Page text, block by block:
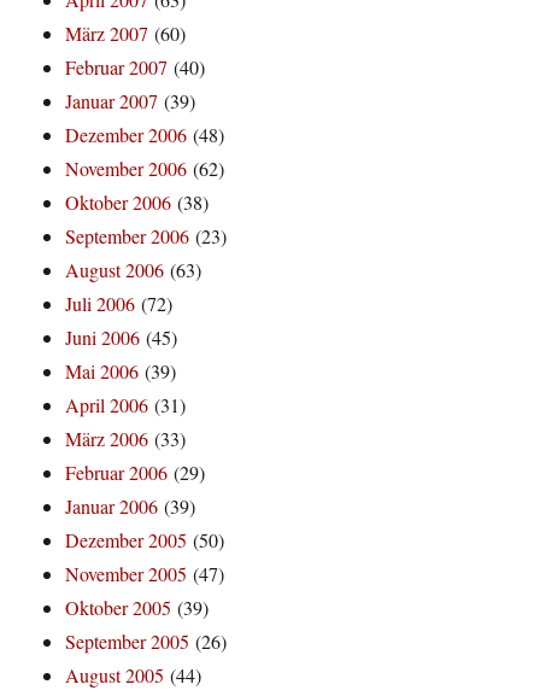
März 2007 (60)
Februar 2007 (40)
Januar 2007 (39)
Dezember 2006 (48)
November 2006 (62)
Oktober 2006 (38)
September 2006 (23)
August 2006 (63)
Juli 2006 (72)
Juni 2006 (45)
Mai 2006 (39)
April 2006 (31)
März 2006 (33)
Februar 2006 (29)
Januar 2006 (39)
Dezember 2005 (50)
November 2005 (47)
Oktober 2005 (39)
September 2005 (26)
August 2005 (44)